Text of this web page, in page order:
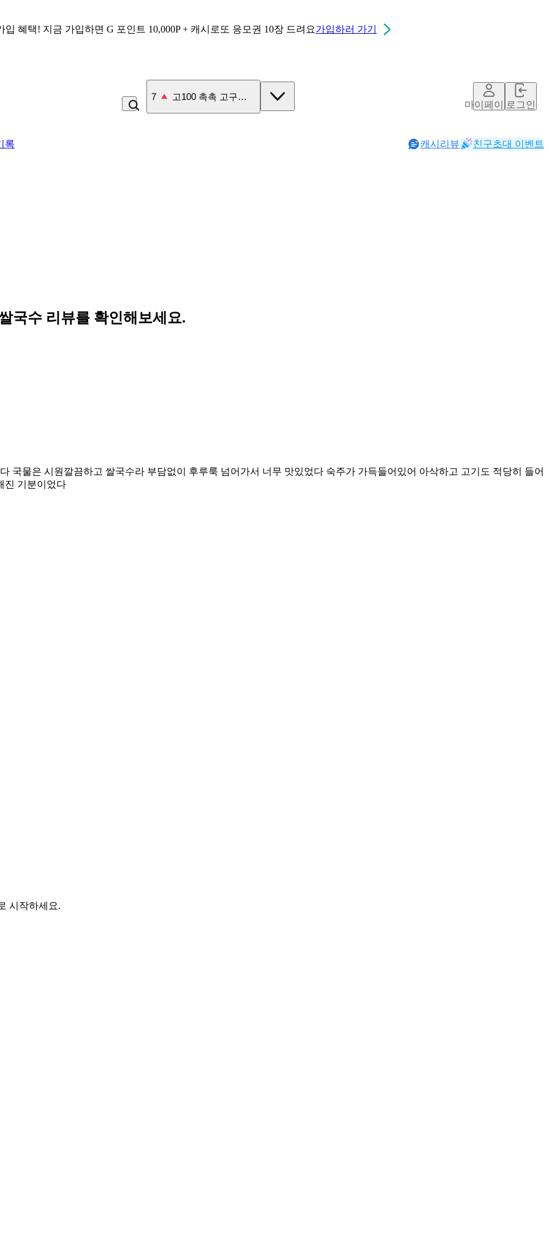
입 혜택! 지금 가입하면 G 포인트 10,000P + 캐시로또 응모권 10장 드려요가입하러 가기
7 고100 촉촉 고구마 스틱
마이페이지로그인
록 캐시리뷰 친구초대 이벤트
국수 리뷰를 확인해보세요.
국물은 시원깔끔하고 쌀국수라 부담없이 후루룩 넘어가서 너무 맛있었다 숙주가 가득들어있어 아삭하고 고기도 적당히 들어
진 기분이었다
시작하세요.